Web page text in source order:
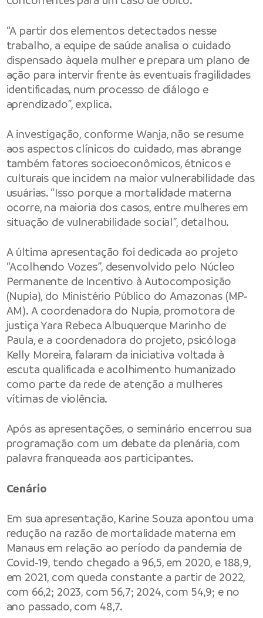
“A partir dos elementos detectados nesse
trabalho, a equipe de saúde analisa o cuidado
dispensado àquela mulher e prepara um plano de
ação para intervir frente às eventuais fragilidades
identificadas, num processo de diálogo e
aprendizado”, explica.
A investigação, conforme Wanja, não se resume
aos aspectos clínicos do cuidado, mas abrange
também fatores socioeconômicos, étnicos e
culturais que incidem na maior vulnerabilidade das
usuárias. “Isso porque a mortalidade materna
ocorre, na maioria dos casos, entre mulheres em
situação de vulnerabilidade social”, detalhou.
A última apresentação foi dedicada ao projeto
“Acolhendo Vozes”, desenvolvido pelo Núcleo
Permanente de Incentivo à Autocomposição
(Nupia), do Ministério Público do Amazonas (MP-
AM). A coordenadora do Nupia, promotora de
justiça Yara Rebeca Albuquerque Marinho de
Paula, e a coordenadora do projeto, psicóloga
Kelly Moreira, falaram da iniciativa voltada à
escuta qualificada e acolhimento humanizado
como parte da rede de atenção a mulheres
vítimas de violência.
Após as apresentações, o seminário encerrou sua
programação com um debate da plenária, com
palavra franqueada aos participantes.
Cenário
Em sua apresentação, Karine Souza apontou uma
redução na razão de mortalidade materna em
Manaus em relação ao período da pandemia de
Covid-19, tendo chegado a 96,5, em 2020, e 188,9,
em 2021, com queda constante a partir de 2022,
com 66,2; 2023, com 56,7; 2024, com 54,9; e no
ano passado, com 48,7.